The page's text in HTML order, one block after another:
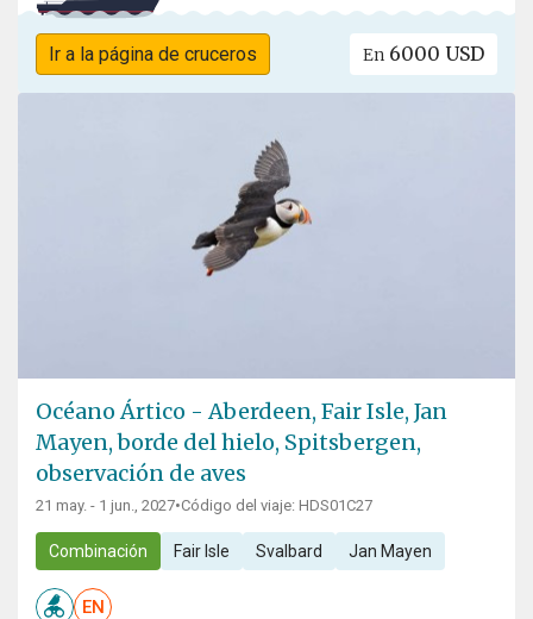
Ir a la página de cruceros En 6000 USD
Océano Ártico - Aberdeen, Fair Isle, Jan
Mayen, borde del hielo, Spitsbergen,
observación de aves
21 may. - 1 jun., 2027•Código del viaje: HDS01C27
Combinación Fair Isle Svalbard Jan Mayen
EN